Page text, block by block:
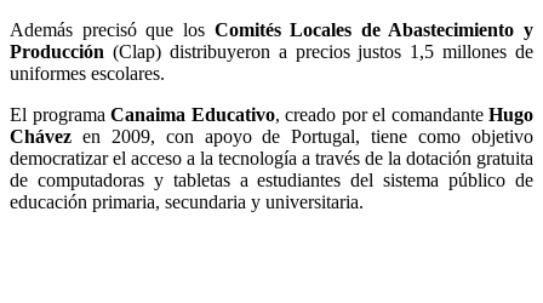
Además precisó que losComités Locales de Abastecimiento y
Producción (Clap) distribuyeron a precios justos 1,5 millones de
uniformes escolares.
El programa Canaima Educativo, creado por el comandante Hugo
Chávez en 2009, con apoyo de Portugal, tiene como objetivo
democratizar el acceso a la tecnología a través de la dotación gratuita
de computadoras y tabletas a estudiantes del sistema público de
educación primaria, secundaria y universitaria.